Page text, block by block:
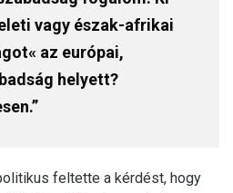
vagy észak-afrikai
az európai,
helyett?
feltette a kérdést, hogy